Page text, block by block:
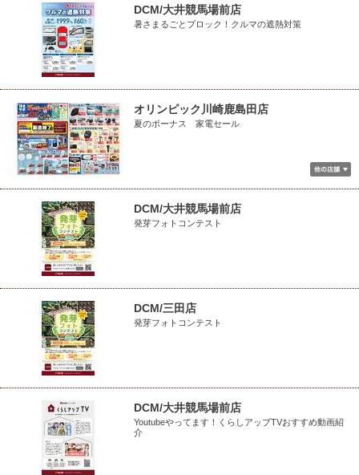
DCM/大井競馬場前店
暑さまるごとブロック！クルマの遮熱対策
オリンピック川崎鹿島田店
夏のボーナス 家電セール
DCM/大井競馬場前店
発芽フォトコンテスト
DCM/三田店
発芽フォトコンテスト
DCM/大井競馬場前店
Youtubeやってます！くらしアップTVおすすめ動画紹
介